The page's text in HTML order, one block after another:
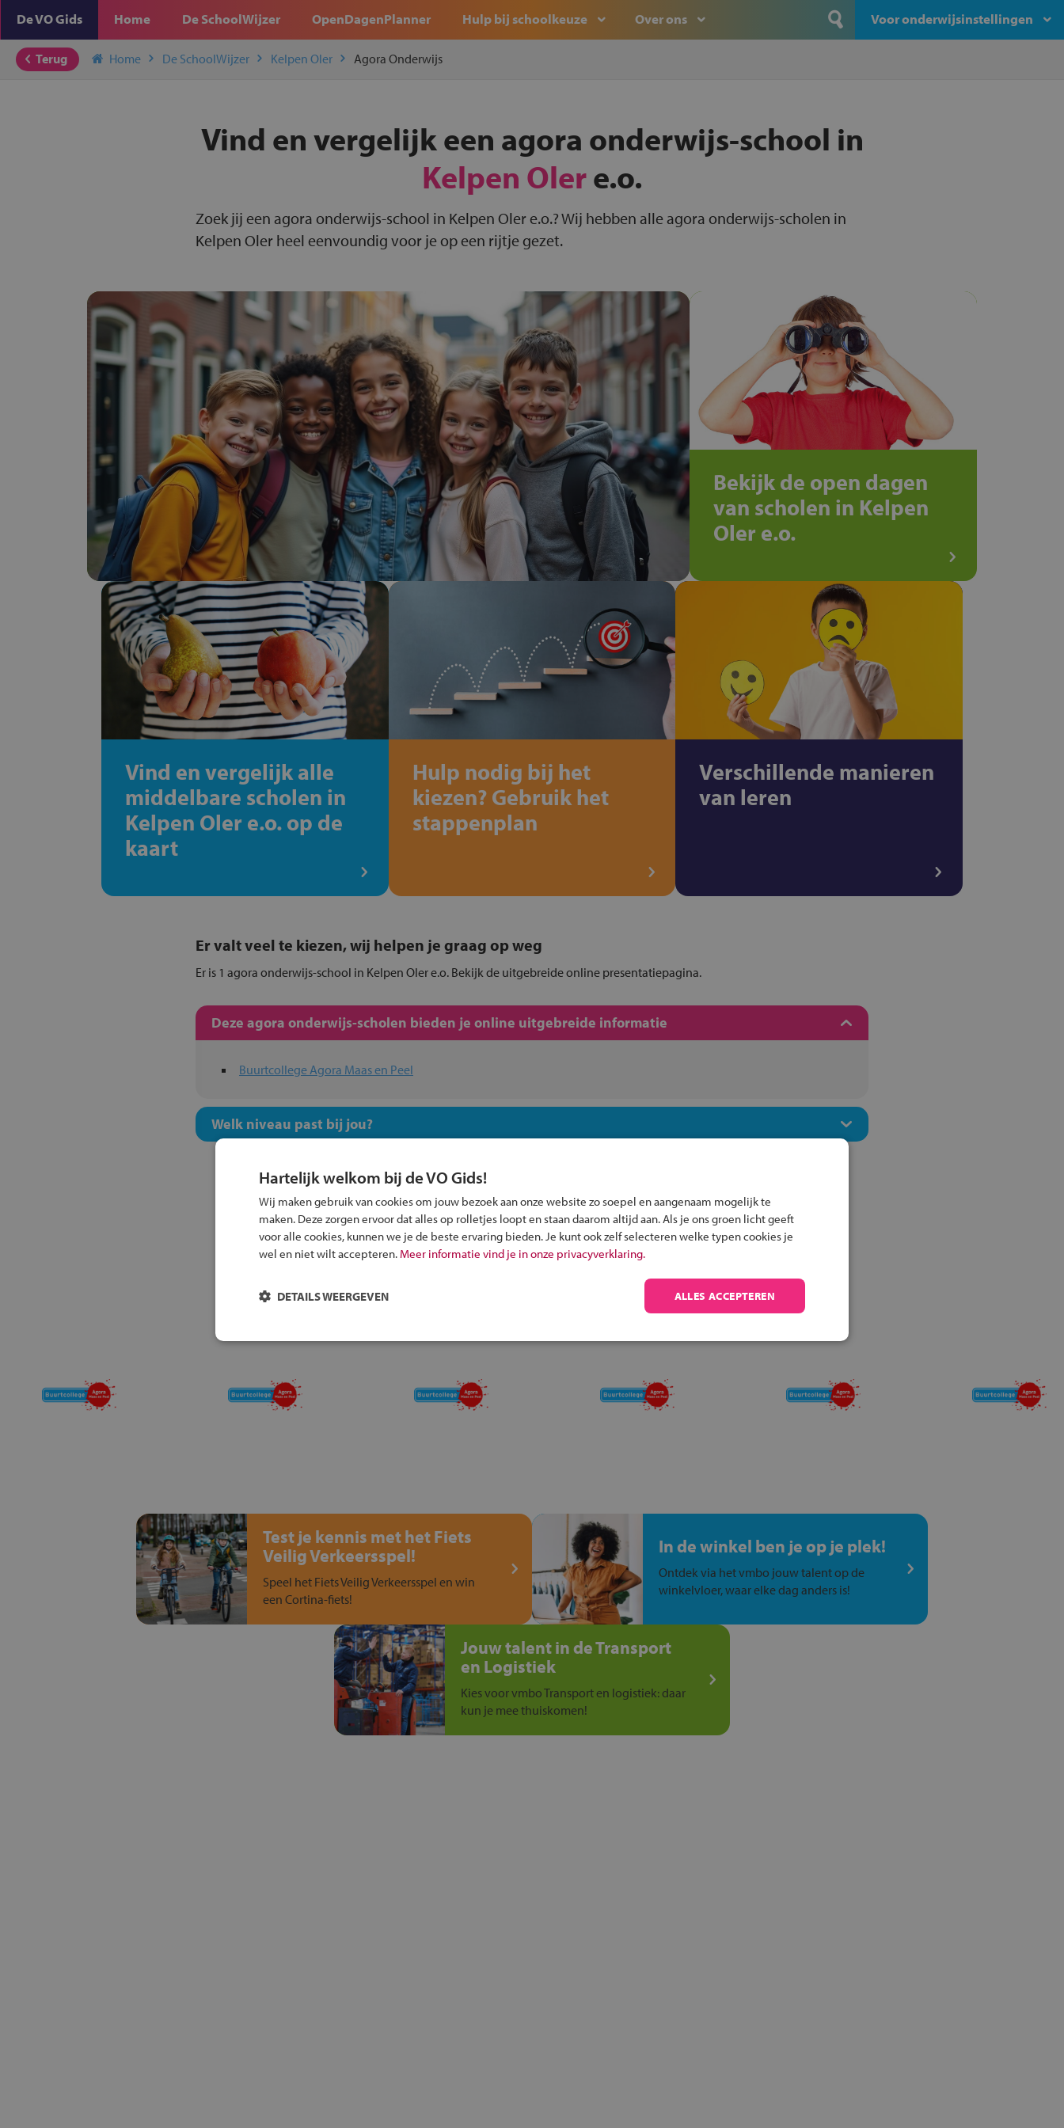
De VO Gids Home De SchoolWijzer OpenDagenPlanner Hulp bij schoolkeuze Over ons Voor onderwijsinstellingen
Terug Home De SchoolWijzer Kelpen Oler Agora Onderwijs
Vind en vergelijk een agora onderwijs-school in
Kelpen Olere.o.
Zoek jij een agora onderwijs-school in Kelpen Oler e.o.? Wij hebben alle agora onderwijs-scholen in
Kelpen Oler heel eenvoundig voor je op een rijtje gezet.
Bekijk de open dagen
van scholen in Kelpen
Oler e.o.
Vind en vergelijk alle
middelbare scholen in
Kelpen Oler e.o. op de
kaart
Hulp nodig bij het
kiezen? Gebruik het
stappenplan
Verschillende manieren
van leren
Er valt veel te kiezen, wij helpen je graag op weg
Er is 1 agora onderwijs-school in Kelpen Oler e.o. Bekijk de uitgebreide online presentatiepagina.
Deze agora onderwijs-scholen bieden je online uitgebreide informatie
Buurtcollege Agora Maas en Peel
Welk niveau past bij jou?
Inschrijven?
Alle informatie om je kind aan te melden bij
Test je kennis met het Fiets
Veilig Verkeersspel!
Speel het Fiets Veilig Verkeersspel en win
een Cortina-fiets!
In de winkel ben je op je plek!
Ontdek via het vmbo jouw talent op de
winkelvloer, waar elke dag anders is!
Jouw talent in de Transport
en Logistiek
Kies voor vmbo Transport en logistiek: daar
kun je mee thuiskomen!
Hartelijk welkom bij de VO Gids!
Wij maken gebruik van cookies om jouw bezoek aan onze website zo soepel en aangenaam mogelijk te
maken. Deze zorgen ervoor dat alles op rolletjes loopt en staan daarom altijd aan. Als je ons groen licht geeft
voor alle cookies, kunnen we je de beste ervaring bieden. Je kunt ook zelf selecteren welke typen cookies je
wel en niet wilt accepteren. Meer informatie vind je in onze privacyverklaring.
ALLES ACCEPTEREN
DETAILS WEERGEVEN